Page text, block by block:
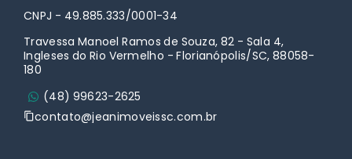
CNPJ - 49.885.333/0001-34
Travessa Manoel Ramos de Souza, 82 - Sala 4,
Ingleses do Rio Vermelho - Florianópolis/SC, 88058-
180
(48) 99623-2625
contato@jeanimoveissc.com.br